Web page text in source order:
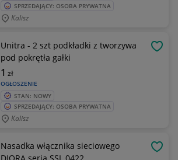
SPRZEDAJĄCY: OSOBA PRYWATNA
Kalisz
Unitra - 2 szt podkładki z tworzywa
pod pokrętła gałki
OGŁOSZENIE
1 zł
STAN: NOWY
SPRZEDAJĄCY: OSOBA PRYWATNA
Kalisz
Nasadka włącznika sieciowego